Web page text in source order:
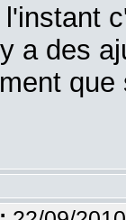
a des
que